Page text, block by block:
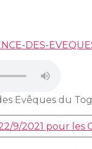
DES-
Evêques du
9/2021 pour les